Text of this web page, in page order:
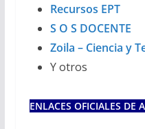
Recursos EPT
S O S DOCENTE
Zoila – Ciencia y
Y otros
ENLACES OFICIALES DE